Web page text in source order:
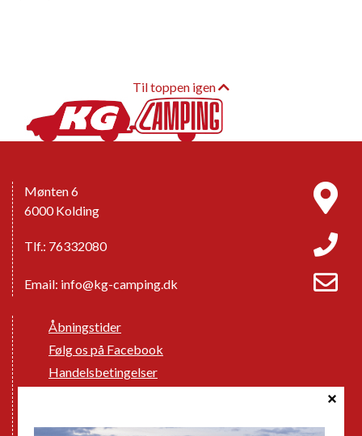
Til toppen igen
Mønten 6
6000 Kolding
Tlf.: 76332080
Email: info@kg-camping.dk
Åbningstider
Følg os på Facebook
Handelsbetingelser